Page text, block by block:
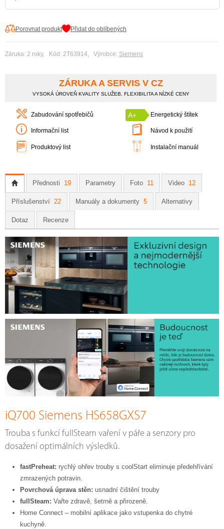
Porovnat produkt Přidat do oblíbených
Záruka: 2 roky, Kód: 2T63914, Výrobce: Siemens
ZÁRUKA A SERVIS V CZ
VYSOKÁ ÚROVEŇ KVALITY SLUŽEB, FLEXIBILITA A NÍZKÉ CENY
Zabudování spotřebičů A+ Energetický štítek
Informační list Návod k použití
Produktový list Instalační manuál
Přednosti 19 Parametry Foto 11 Video 12
Příslušenství 22 Manuály a dokumenty 5 Alternativy
Dotaz Recenze
iQ700 Siemens HS658GXS7
Trouba s funkcí fullSteam vaření v páře a senzory pro
dosažení optimálních výsledků.
fastPreheat: rychlý ohřev trouby s coolStart eliminuje předehřívání
zmrazených potravin.
Povrchová úprava stěn: usnadní čištění trouby
fullSteam: Vařte zdravě, šetrně a přirozeně.
Home Connect – mobilní aplikace jako vstupenka do chytré
kuchyně.